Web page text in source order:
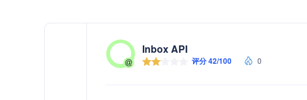
Inbox API
评分 42/100 0